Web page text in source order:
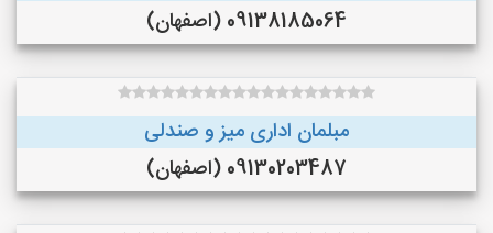
09138185064 (اصفهان)
مبلمان اداری میز و صندلی
09130203487 (اصفهان)